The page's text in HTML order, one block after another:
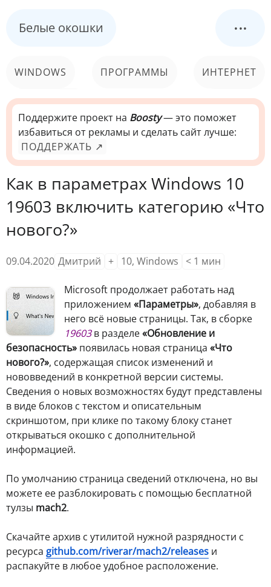
Белые окошки ...
WINDOWS ПРОГРАММЫ ИНТЕРНЕТ
КОМПЬЮТЕР
СИСТЕМА
Поддержите проект на Boosty— это поможет
избавиться от рекламы и сделать сайт лучше:
ПОДДЕРЖАТЬ ↗
Как в параметрах Windows 10
19603 включить категорию «Что
нового?»
09.04.2020 Дмитрий + 10, Windows < 1 мин
Microsoft продолжает работать над
приложением «Параметры», добавляя в
него всё новые страницы. Так, в сборке
19603в разделе«Обновление и
безопасность» появилась новая страница «Что
нового?», содержащая список изменений и
нововведений в конкретной версии системы.
Сведения о новых возможностях будут представлены
в виде блоков с текстом и описательным
скриншотом, при клике по такому блоку станет
открываться окошко с дополнительной
информацией.
По умолчанию страница сведений отключена, но вы
можете ее разблокировать с помощью бесплатной
тулзы mach2.
Скачайте архив с утилитой нужной разрядности с
ресурса github.com/riverar/mach2/releases и
распакуйте в любое удобное расположение.